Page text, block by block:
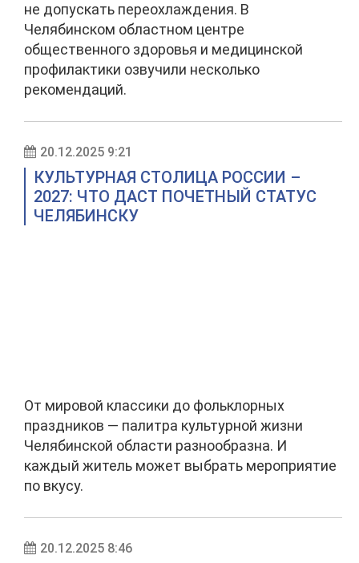
не допускать переохлаждения. В
Челябинском областном центре
общественного здоровья и медицинской
профилактики озвучили несколько
рекомендаций.
20.12.2025 9:21
КУЛЬТУРНАЯ СТОЛИЦА РОССИИ –
2027: ЧТО ДАСТ ПОЧЕТНЫЙ СТАТУС
ЧЕЛЯБИНСКУ
От мировой классики до фольклорных
праздников — палитра культурной жизни
Челябинской области разнообразна. И
каждый житель может выбрать мероприятие
по вкусу.
20.12.2025 8:46